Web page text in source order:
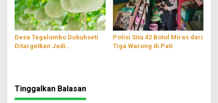
Desa Tegalombo Dukuhseti
Ditargetkan Jadi
Polisi Sita 42 Botol Miras dari
Tiga Warung di Pati
Tinggalkan Balasan